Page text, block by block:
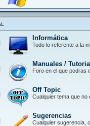
Informática
Todo lo referente a la
Manuales /
Foro en el que podras
Off Topic
Cualquier tema que no
Sugerencias
Cualquier sugerencia,